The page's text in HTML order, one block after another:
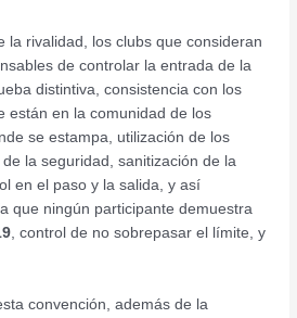
la rivalidad, los clubs que consideran
de controlar la entrada de la
distintiva, consistencia con los
están en la comunidad de los
se estampa, utilización de los
la seguridad, sanitización de la
en el paso y la salida, y así
que ningún participante demuestra
, control de no sobrepasar el límite, y
convención, además de la